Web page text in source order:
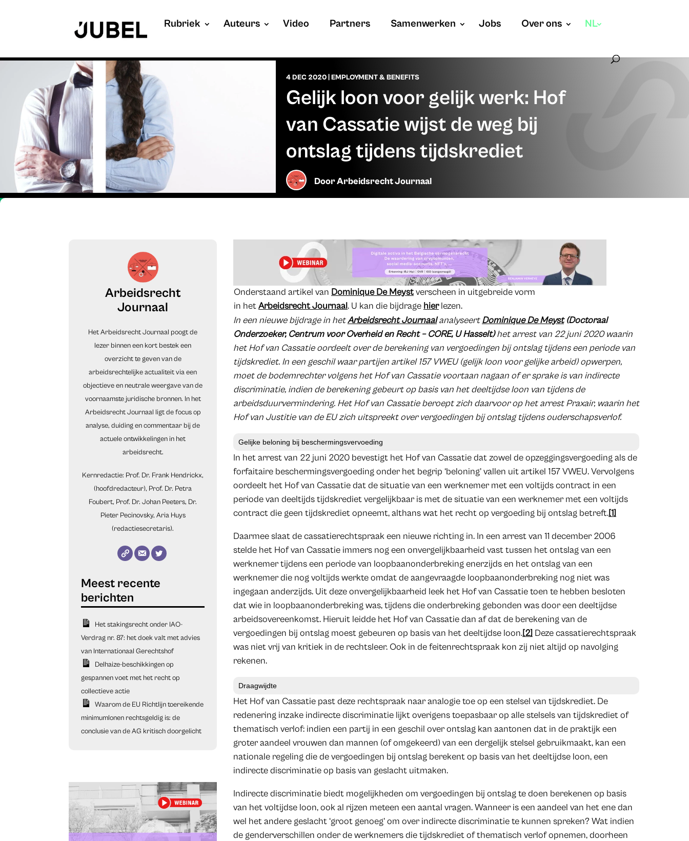
Rubriek Auteurs Video Partners Samenwerken Jobs Over ons NL
4 DEC 2020| EMPLOYMENT & BENEFITS
Gelijk loon voor gelijk werk: Hof
van Cassatie wijst de weg bij
ontslag tijdens tijdskrediet
DoorArbeidsrecht Journaal
Arbeidsrecht
Journaal
Het Arbeidsrecht Journaal poogt de
lezer binnen een kort bestek een
overzicht te geven van de
arbeidsrechtelijke actualiteit via een
objectieve en neutrale weergave van de
voornaamste juridische bronnen. In het
Arbeidsrecht Journaal ligt de focus op
analyse, duiding en commentaar bij de
actuele ontwikkelingen in het
arbeidsrecht.
Kernredactie: Prof. Dr. Frank Hendrickx,
(hoofdredacteur), Prof. Dr. Petra
Foubert, Prof. Dr. Johan Peeters, Dr.
Pieter Pecinovsky, Aria Huys
(redactiesecretaris).
Het stakingsrecht onder IAO-
Verdrag nr. 87: het doek valt met advies
van Internationaal Gerechtshof
Delhaize-beschikkingen op
gespannen voet met het recht op
collectieve actie
Waarom de EU Richtlijn toereikende
minimumlonen rechtsgeldig is: de
conclusie van de AG kritisch doorgelicht
Onderstaand artikel van Dominique De Meystverscheen in uitgebreide vorm
in hetArbeidsrecht Journaal. U kan die bijdrage hierlezen.
In een nieuwe bijdrage in hetArbeidsrecht JournaalanalyseertDominique De Meyst (Doctoraal
Onderzoeker, Centrum voor Overheid en Recht – CORE, U Hasselt)het arrest van 22 juni 2020 waarin
het Hof van Cassatie oordeelt over de berekening van vergoedingen bij ontslag tijdens een periode van
tijdskrediet. In een geschil waar partijen artikel 157 VWEU (gelijk loon voor gelijke arbeid) opwerpen,
moet de bodemrechter volgens het Hof van Cassatie voortaan nagaan of er sprake is van indirecte
discriminatie, indien de berekening gebeurt op basis van het deeltijdse loon van tijdens de
arbeidsduurvermindering. Het Hof van Cassatie beroept zich daarvoor op het arrest Praxair, waarin het
Hof van Justitie van de EU zich uitspreekt over vergoedingen bij ontslag tijdens ouderschapsverlof.
Gelijke beloning bij beschermingsvervoeding
In het arrest van 22 juni 2020 bevestigt het Hof van Cassatie dat zowel de opzeggingsvergoeding als de
forfaitaire beschermingsvergoeding onder het begrip ‘beloning’ vallen uit artikel 157 VWEU. Vervolgens
oordeelt het Hof van Cassatie dat de situatie van een werknemer met een voltijds contract in een
periode van deeltijds tijdskrediet vergelijkbaar is met de situatie van een werknemer met een voltijds
contract die geen tijdskrediet opneemt, althans wat het recht op vergoeding bij ontslag betreft.[1]
Daarmee slaat de cassatierechtspraak een nieuwe richting in. In een arrest van 11 december 2006
stelde het Hof van Cassatie immers nog een onvergelijkbaarheid vast tussen het ontslag van een
werknemer tijdens een periode van loopbaanonderbreking enerzijds en het ontslag van een
werknemer die nog voltijds werkte omdat de aangevraagde loopbaanonderbreking nog niet was
ingegaan anderzijds. Uit deze onvergelijkbaarheid leek het Hof van Cassatie toen te hebben besloten
dat wie in loopbaanonderbreking was, tijdens die onderbreking gebonden was door een deeltijdse
arbeidsovereenkomst. Hieruit leidde het Hof van Cassatie dan af dat de berekening van de
vergoedingen bij ontslag moest gebeuren op basis van het deeltijdse loon.[2] Deze cassatierechtspraak
was niet vrij van kritiek in de rechtsleer. Ook in de feitenrechtspraak kon zij niet altijd op navolging
rekenen.
Draagwijdte
Het Hof van Cassatie past deze rechtspraak naar analogie toe op een stelsel van tijdskrediet. De
redenering inzake indirecte discriminatie lijkt overigens toepasbaar op alle stelsels van tijdskrediet of
thematisch verlof: indien een partij in een geschil over ontslag kan aantonen dat in de praktijk een
groter aandeel vrouwen dan mannen (of omgekeerd) van een dergelijk stelsel gebruikmaakt, kan een
nationale regeling die de vergoedingen bij ontslag berekent op basis van het deeltijdse loon, een
indirecte discriminatie op basis van geslacht uitmaken.
Indirecte discriminatie biedt mogelijkheden om vergoedingen bij ontslag te doen berekenen op basis
van het voltijdse loon, ook al rijzen meteen een aantal vragen. Wanneer is een aandeel van het ene dan
wel het andere geslacht ‘groot genoeg’ om over indirecte discriminatie te kunnen spreken? Wat indien
de genderverschillen onder de werknemers die tijdskrediet of thematisch verlof opnemen, doorheen